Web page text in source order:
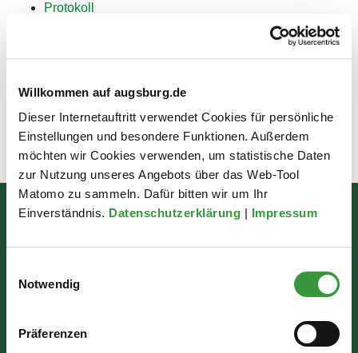
Willkommen auf augsburg.de
Dieser Internetauftritt verwendet Cookies für persönliche
Einstellungen und besondere Funktionen. Außerdem
möchten wir Cookies verwenden, um statistische Daten
zur Nutzung unseres Angebots über das Web-Tool
Matomo zu sammeln. Dafür bitten wir um Ihr
Einverständnis. Datenschutzerklärung | Impressum
Notwendig
Präferenzen
Protokoll
PV-Beratung -> Solaroffensive Augsburg - Stadt
Zuletzt aktualisiert am: 14.06.2024
Bürgerinformation
86150 Augsburg
Wir sind für Sie da: